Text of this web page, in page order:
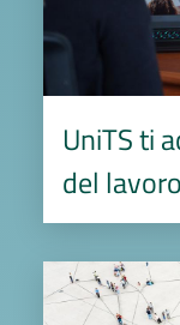
UniTS ti
del lavoro
Image